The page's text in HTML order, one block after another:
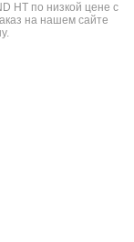
HT по низкой цене с
на нашем сайте